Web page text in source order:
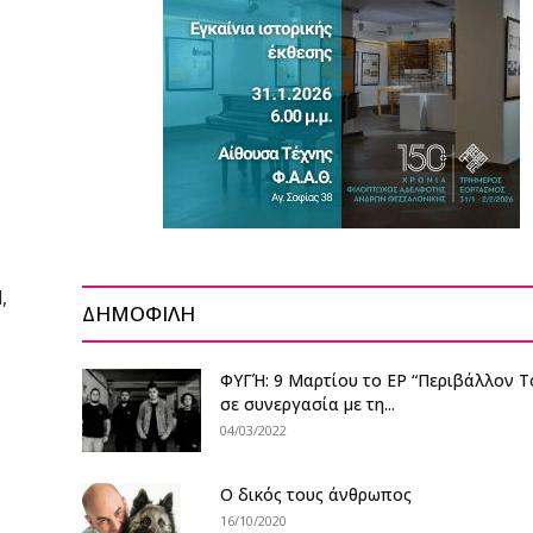
ΔΗΜΟΦΙΛΗ
ΦΥΓΉ: 9 Μαρτίου το EP “Περιβάλλον
σε συνεργασία με τη...
04/03/2022
O δικός τους άνθρωπος
16/10/2020